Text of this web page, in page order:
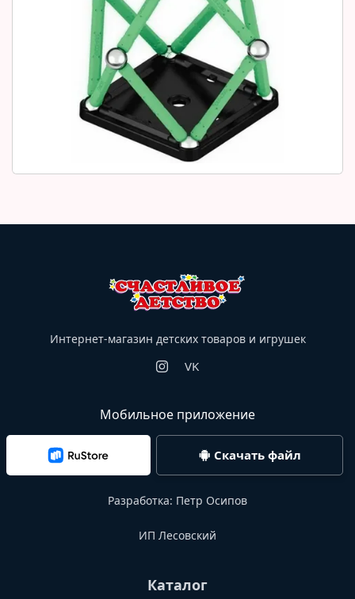
Интернет-магазин детских товаров и игрушек
VK
Мобильное приложение
Скачать файл
Разработка: Петр Осипов
ИП Лесовский
Каталог